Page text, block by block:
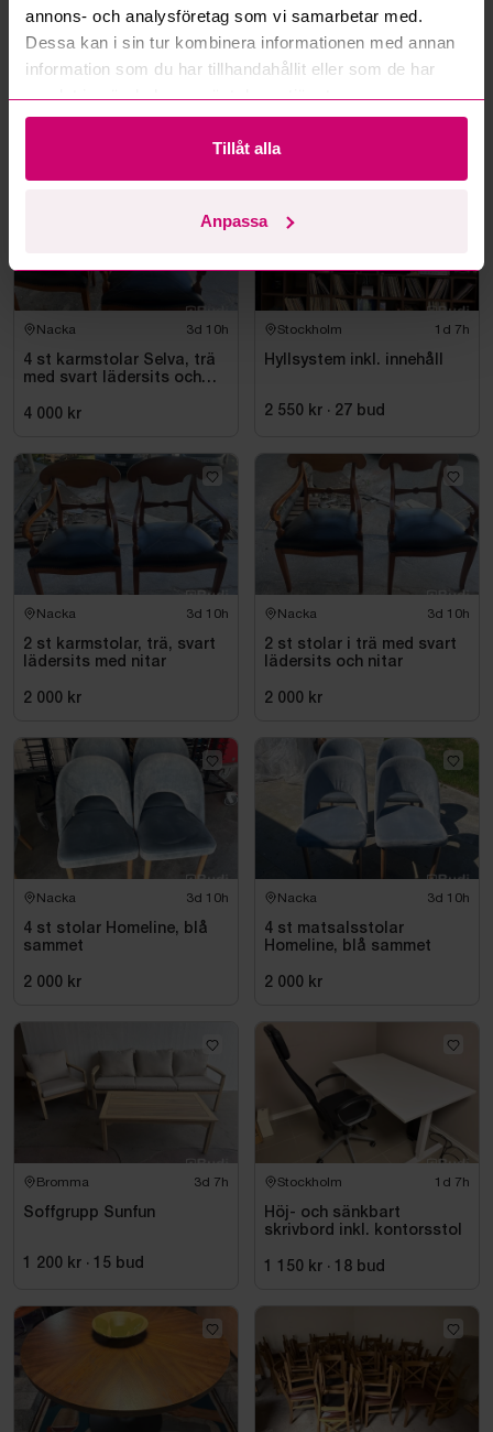
annons- och analysföretag som vi samarbetar med.
Dessa kan i sin tur kombinera informationen med annan
information som du har tillhandahållit eller som de har
samlat in när du har använt deras tjänster.
Tillåt alla
Anpassa
Kävlinge 3d 10h
Stort parti fabriksnya
Nacka 3d 10h
4 karmstolar, trä, svart
Nacka 3d 10h
4 st karmstolar Selva, trä
med svart lädersits och
4 000 kr
Stockholm 1d 7h
Hyllsystem inkl. innehåll
2 550 kr · 27 bud
Nacka 3d 10h
2 st karmstolar, trä, svart
lädersits med nitar
2 000 kr
Nacka 3d 10h
2 st stolar i trä med svart
lädersits och nitar
2 000 kr
Nacka 3d 10h
4 st stolar Homeline, blå
sammet
2 000 kr
Nacka 3d 10h
4 st matsalsstolar
Homeline, blå sammet
2 000 kr
Bromma 3d 7h
Soffgrupp Sunfun
1 200 kr · 15 bud
Stockholm 1d 7h
Höj- och sänkbart
skrivbord inkl. kontorsstol
1 150 kr · 18 bud